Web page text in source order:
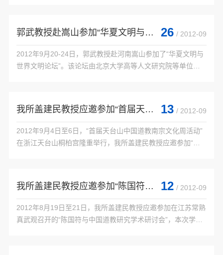
郭武教授赴嵩山参加“华夏文明与世界文明论坛” 26 / 2012-09
2012年9月20-24日，郭武教授赴河南嵩山参加了“华夏文明与
世界文明论坛”。该论坛由北京大学高等人文研究院等单位主
我所盖建民教授应邀参加“首届天台山中国道教南宗文化周活动” 13 / 2012-09
2012年9月4日至6日，“首届天台山中国道教南宗文化周活动”
在浙江天台山桐柏宫隆重举行，我所盖建民教授应邀参加“天
我所盖建民教授应邀参加“陈国符与中国道教研究学术研讨会” 12 / 2012-09
2012年8月19日至21日，我所盖建民教授应邀参加在江苏常熟
真武观召开的“陈国符与中国道教研究学术研讨会”，本次学术